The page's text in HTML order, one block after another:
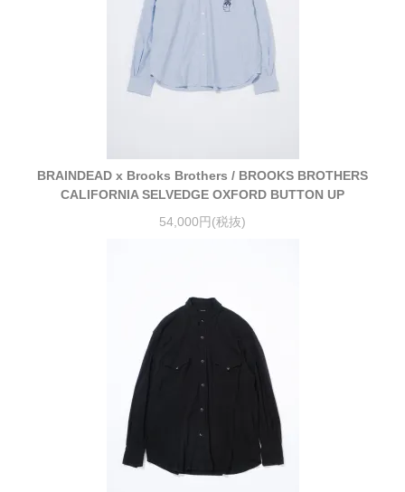
BRAINDEAD x Brooks Brothers / BROOKS BROTHERS
CALIFORNIA SELVEDGE OXFORD BUTTON UP
54,000円(税抜)